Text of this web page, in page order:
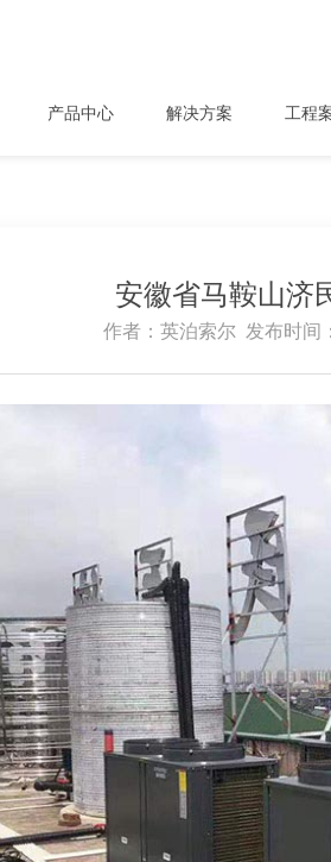
产品中心 解决方案 工程
安徽省马鞍山济
作者：英泊索尔 发布时间